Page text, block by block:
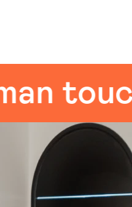
touch